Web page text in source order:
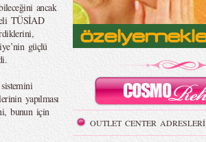
ancak
TÜSİAD
güçlü
yapılması
bunun için
OUTLET CENTER ADRESLERİ